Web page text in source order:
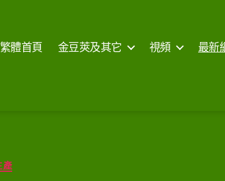
繁體首頁 金豆莢及其它 視頻 最新
產